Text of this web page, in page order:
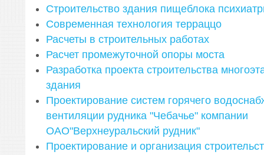
Строительство здания пищеблока
Современная технология терраццо
Расчеты в строительных работах
Расчет промежуточной опоры моста
Разработка проекта строительства
здания
Проектирование систем горячего
вентиляции рудника "Чебачье" компании
ОАО"Верхнеуральский рудник"
Проектирование и организация